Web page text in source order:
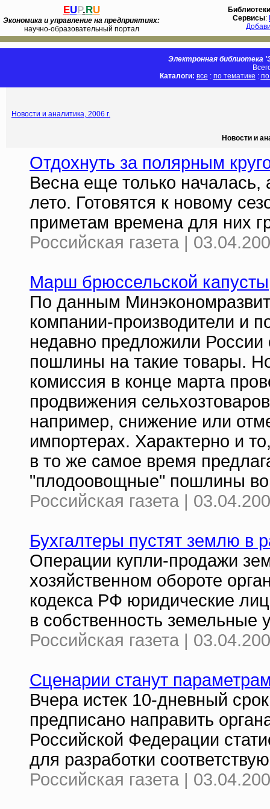
EUP.RU
Экономика и управление на предприятиях:
научно-образовательный портал
Библиотеки
Сервисы:
Электронная библиотека
Каталоги: все : по тематике :
Новости и аналитика, 2006 г.
Новости и
Отдохнуть за полярным
Весна еще только началась,
лето. Готовятся к новому
приметам времена для них
Российская газета |
Марш брюссельской капусты
По данным
компании-производители и
недавно предложили
пошлины на такие товары.
комиссия в конце марта
продвижения
например, снижение или
импортерах. Характерно и
в то же самое время
"плодоовощные" пошлины
Российская газета |
Бухгалтеры пустят землю в
Операции купли-продажи
хозяйственном обороте
кодекса РФ юридические
в собственность земельные
Российская газета |
Сценарии станут
Вчера истек 10-дневный
предписано направить
Российской Федерации
для разработки
Российская газета |